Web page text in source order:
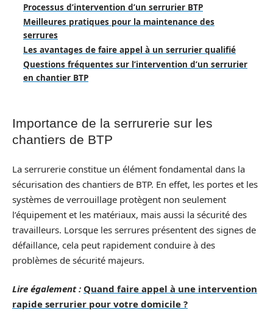
Processus d’intervention d’un serrurier BTP
Meilleures pratiques pour la maintenance des
serrures
Les avantages de faire appel à un serrurier qualifié
Questions fréquentes sur l’intervention d’un serrurier
en chantier BTP
Importance de la serrurerie sur les
chantiers de BTP
La serrurerie constitue un élément fondamental dans la
sécurisation des chantiers de BTP. En effet, les portes et les
systèmes de verrouillage protègent non seulement
l’équipement et les matériaux, mais aussi la sécurité des
travailleurs. Lorsque les serrures présentent des signes de
défaillance, cela peut rapidement conduire à des
problèmes de sécurité majeurs.
Lire également : Quand faire appel à une intervention
rapide serrurier pour votre domicile ?